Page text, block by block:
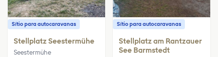
Sítio para autocaravanas
Stellplatz Seestermühe
Seestermühe
Sítio para autocaravanas
Stellplatz am Rantzauer
See Barmstedt